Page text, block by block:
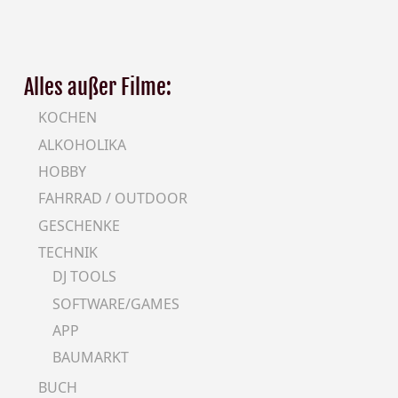
Alles außer Filme:
KOCHEN
ALKOHOLIKA
HOBBY
FAHRRAD / OUTDOOR
GESCHENKE
TECHNIK
DJ TOOLS
SOFTWARE/GAMES
APP
BAUMARKT
BUCH